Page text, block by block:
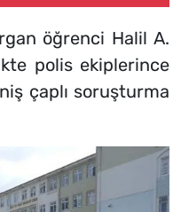
öğrenci Halil A.
polis ekiplerince
çaplı soruşturma